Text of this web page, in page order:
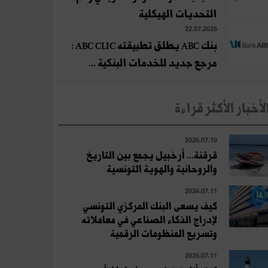
التحديات الهيكلية
22.07.2026
بنك ABC يطلق تطبيقته ABC CLIC :
مرجع جديد للخدمات البنكية ...
الأكثر قراءة
2026.07.10
قرقنة... أرخبيل يجمع بين التاريخ
والروحانية والهوية التونسية
2026.07.11
كيف يسعى البنك المركزي التونسي
لإدراج الذكاء الصناعي في معاملاته
وتسريع المنظومات الرقمية
2026.07.11